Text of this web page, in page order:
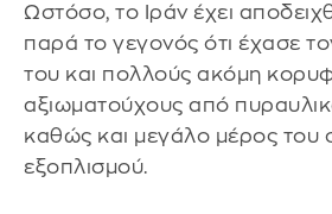
Ωστόσο, το Ιράν έχει
παρά το γεγονός ότι έχασε
του και πολλούς ακόμη
αξιωματούχους από
καθώς και μεγάλο μέρος του
εξοπλισμού.